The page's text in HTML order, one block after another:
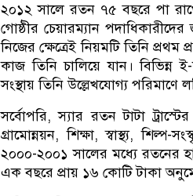
২০১২ সালে রতন ৭৫ বছরে পা
গোষ্ঠীর চেয়ারম্যান
নিজের ক্ষেত্রেই নিয়মটি তিনি
কাজ তিনি চালিয়ে যান। বিভিন্ন
সংস্থায় তিনি উল্লেখযোগ্য পরিমাণে
সর্বোপরি, স্যার রতন টাটা
গ্রামোন্নয়ন, শিক্ষা, স্বাস্থ্য,
২০০০-২০০১ সালের মধ্যে রতনের
এক বছরে প্রায় ১৬ কোটি টাকা